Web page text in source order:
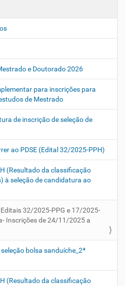
e Doutorado 2026
para inscrições para
de Mestrado
de inscrição de seleção de
ao PDSE (Edital 32/2025-PPH)
(Resultado da classificação
à seleção de candidatura ao
Editais 32/2025-PPG e 17/2025-
Inscrições de 24/11/2025 a
bolsa sanduíche_2ª
(Resultado da classificação